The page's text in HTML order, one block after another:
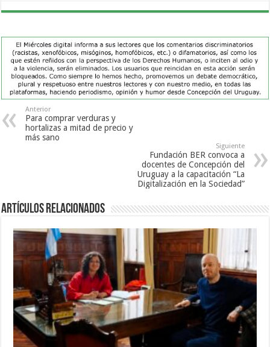
Anterior
Para comprar verduras y
hortalizas a mitad de precio y
más sano
Siguiente
Fundación BER convoca a
docentes de Concepción del
Uruguay a la capacitación “La
Digitalización en la Sociedad”
Artículos Relacionados